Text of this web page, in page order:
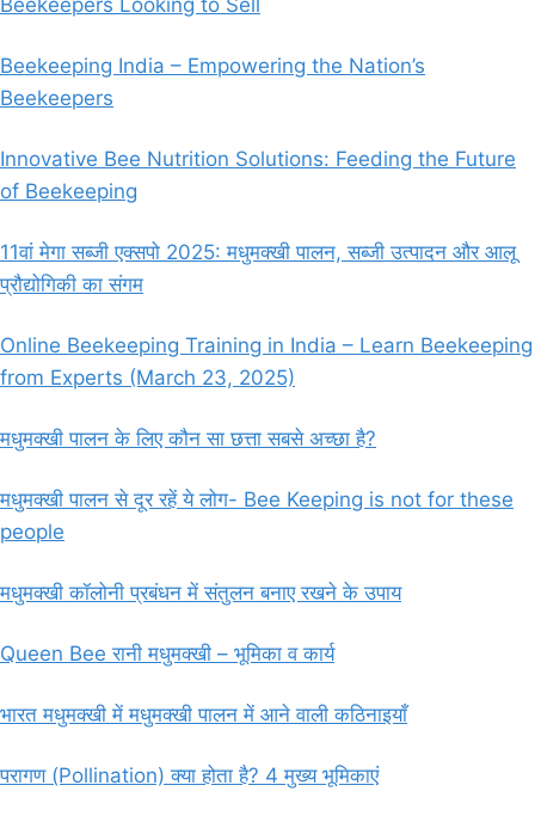
Beekeeping India – Empowering the Nation’s
Beekeepers
Innovative Bee Nutrition Solutions: Feeding the Future
of Beekeeping
11वां मेगा सब्जी एक्सपो 2025: मधुमक्खी पालन, सब्जी उत्पादन और आलू
प्रौद्योगिकी का संगम
Online Beekeeping Training in India – Learn Beekeeping
from Experts (March 23, 2025)
मधुमक्खी पालन के लिए कौन सा छत्ता सबसे अच्छा है?
मधुमक्खी पालन से दूर रहें ये लोग- Bee Keeping is not for these
people
मधुमक्खी कॉलोनी प्रबंधन में संतुलन बनाए रखने के उपाय
Queen Bee रानी मधुमक्खी – भूमिका व कार्य
भारत मधुमक्खी में मधुमक्खी पालन में आने वाली कठिनाइयाँ
परागण (Pollination) क्या होता है? 4 मुख्य भूमिकाएं